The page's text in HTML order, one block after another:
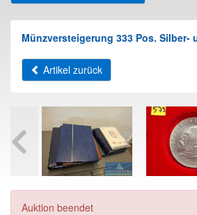
Münzversteigerung 333 Pos. Silber-
Artikel zurück
Auktion beendet